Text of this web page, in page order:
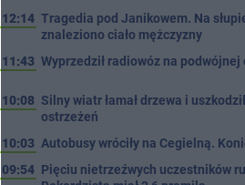
12:14 Tragedia pod Janikowem. Na
znaleziono ciało mężczyzny
11:43 Wyprzedził radiowóz na
10:08 Silny wiatr łamał drzewa i
ostrzeżeń
10:03 Autobusy wróciły na Cegielną.
09:54 Pięciu nietrzeźwych uczestników